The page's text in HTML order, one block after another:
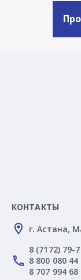
КОНТАКТЫ
г. Астана,
8 (7172) 79-
8 800 080
8 707 994 68